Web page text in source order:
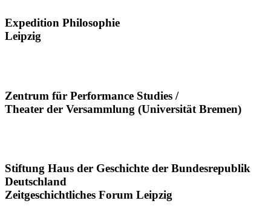
Expedition Philosophie
Leipzig
Zentrum für Performance Studies /
Theater der Versammlung (Universität Bremen)
Stiftung Haus der Geschichte der Bundesrepublik
Deutschland
Zeitgeschichtliches Forum Leipzig